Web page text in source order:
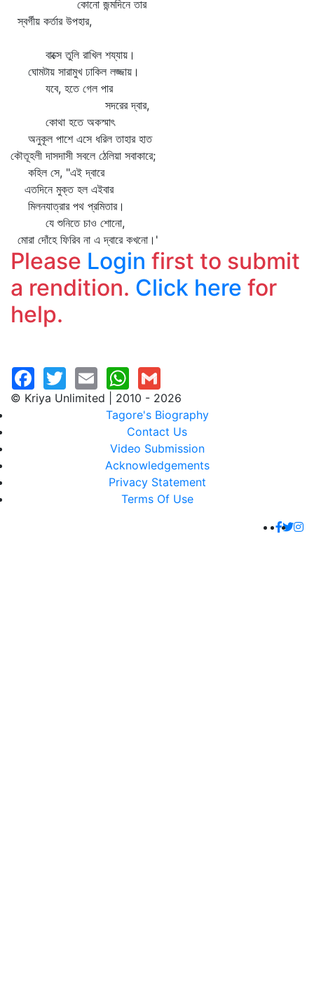
কোনো জন্মদিনে তার
স্বর্গীয় কর্তার উপহার,
বাক্সে তুলি রাখিল শয্যায়।
ঘোমটায় সারামুখ ঢাকিল লজ্জায়।
যবে, হতে গেল পার
সদরের দ্বার,
কোথা হতে অকস্মাৎ
অনুকূল পাশে এসে ধরিল তাহার হাত
কৌতূহলী দাসদাসী সবলে ঠেলিয়া সবাকারে;
কহিল সে, "এই দ্বারে
এতদিনে মুক্ত হল এইবার
মিলনযাত্রার পথ প্রমিতার।
যে শুনিতে চাও শোনো,
মোরা দোঁহে ফিরিব না এ দ্বারে কখনো।'
Please Login first to submit
a rendition. Click here for
help.
© Kriya Unlimited | 2010 - 2026
Tagore's Biography
Contact Us
Video Submission
Acknowledgements
Privacy Statement
Terms Of Use